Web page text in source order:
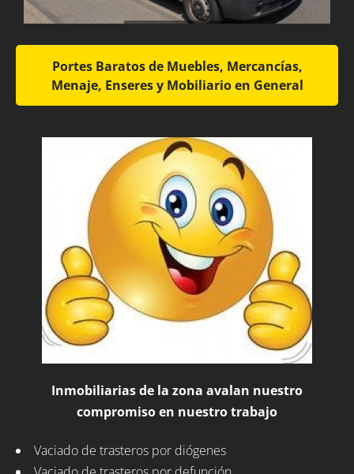
Portes Baratos de Muebles, Mercancías,
Menaje, Enseres y Mobiliario en General
Inmobiliarias de la zona avalan nuestro
compromiso en nuestro trabajo
Vaciado de trasteros por diógenes